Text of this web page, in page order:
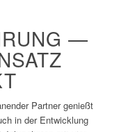
—
Partner genießt
in der Entwicklung